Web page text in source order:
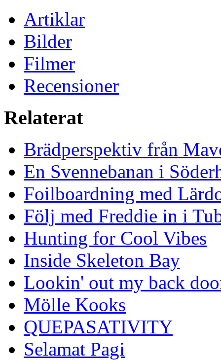
Artiklar
Bilder
Filmer
Recensioner
Relaterat
Brädperspektiv från
En Svennebanan i
Foilboardning med
Följ med Freddie in i
Hunting for Cool Vibes
Inside Skeleton Bay
Lookin' out my back
Mölle Kooks
QUEPASATIVITY
Selamat Pagi